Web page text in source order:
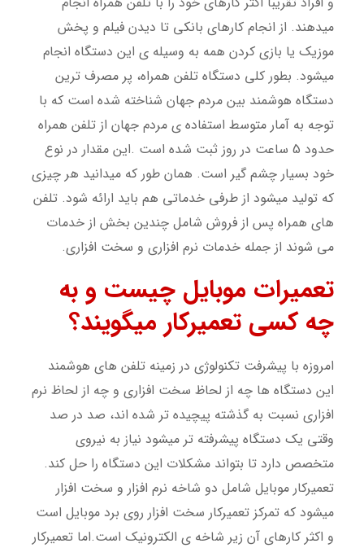
میدهند. از انجام کارهای بانکی تا دیدن فیلم و پخش
موزیک یا بازی کردن همه به وسیله ی این دستگاه انجام
میشود. بطور کلی دستگاه تلفن همراه، پر مصرف ترین
دستگاه هوشمند بین مردم جهان شناخته شده است که با
توجه به آمار متوسط استفاده ی مردم جهان از تلفن همراه
حدود 5 ساعت در روز ثبت شده است .این مقدار در نوع
خود بسیار چشم گیر است. همان طور که میدانید هر چیزی
که تولید میشود از طرفی خدماتی هم باید ارائه شود. تلفن
های همراه پس از فروش شامل چندین بخش از خدمات
می شوند از جمله خدمات نرم افزاری و سخت افزاری.
تعمیرات موبایل چیست و به
چه کسی تعمیرکار میگویند؟
امروزه با پیشرفت تکنولوژی در زمینه تلفن های هوشمند
این دستگاه ها چه از لحاظ سخت افزاری و چه از لحاظ نرم
افزاری نسبت به گذشته پیچیده تر شده اند، صد در صد
وقتی یک دستگاه پیشرفته تر میشود نیاز به نیروی
متخصص دارد تا بتواند مشکلات این دستگاه را حل کند.
تعمیرکار موبایل شامل دو شاخه نرم افزار و سخت افزار
میشود که تمرکز تعمیرکار سخت افزار روی برد موبایل است
و اکثر کارهای آن زیر شاخه ی الکترونیک است.اما تعمیرکار